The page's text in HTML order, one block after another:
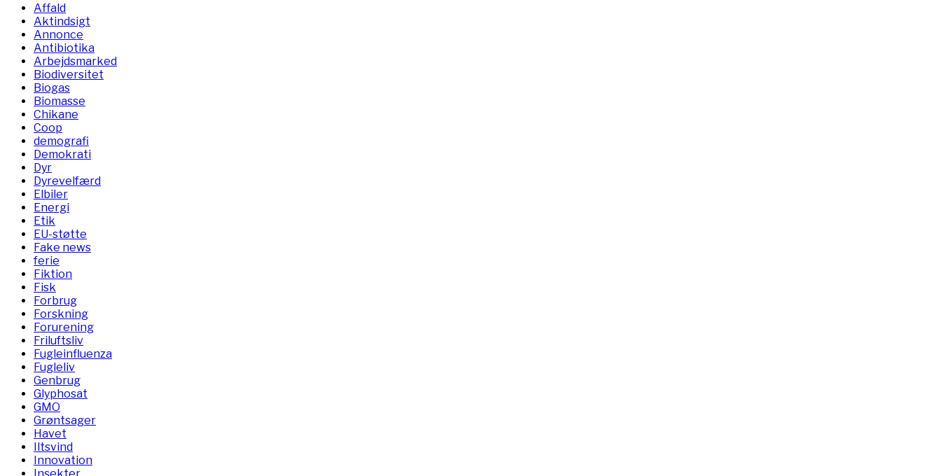
Affald
Aktindsigt
Annonce
Antibiotika
Arbejdsmarked
Biodiversitet
Biogas
Biomasse
Chikane
Coop
demografi
Demokrati
Dyr
Dyrevelfærd
Elbiler
Energi
Etik
EU-støtte
Fake news
ferie
Fiktion
Fisk
Forbrug
Forskning
Forurening
Friluftsliv
Fugleinfluenza
Fugleliv
Genbrug
Glyphosat
GMO
Grøntsager
Havet
Iltsvind
Innovation